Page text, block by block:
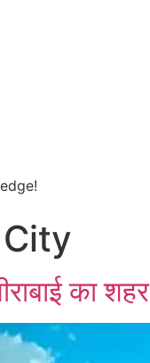
का शहर